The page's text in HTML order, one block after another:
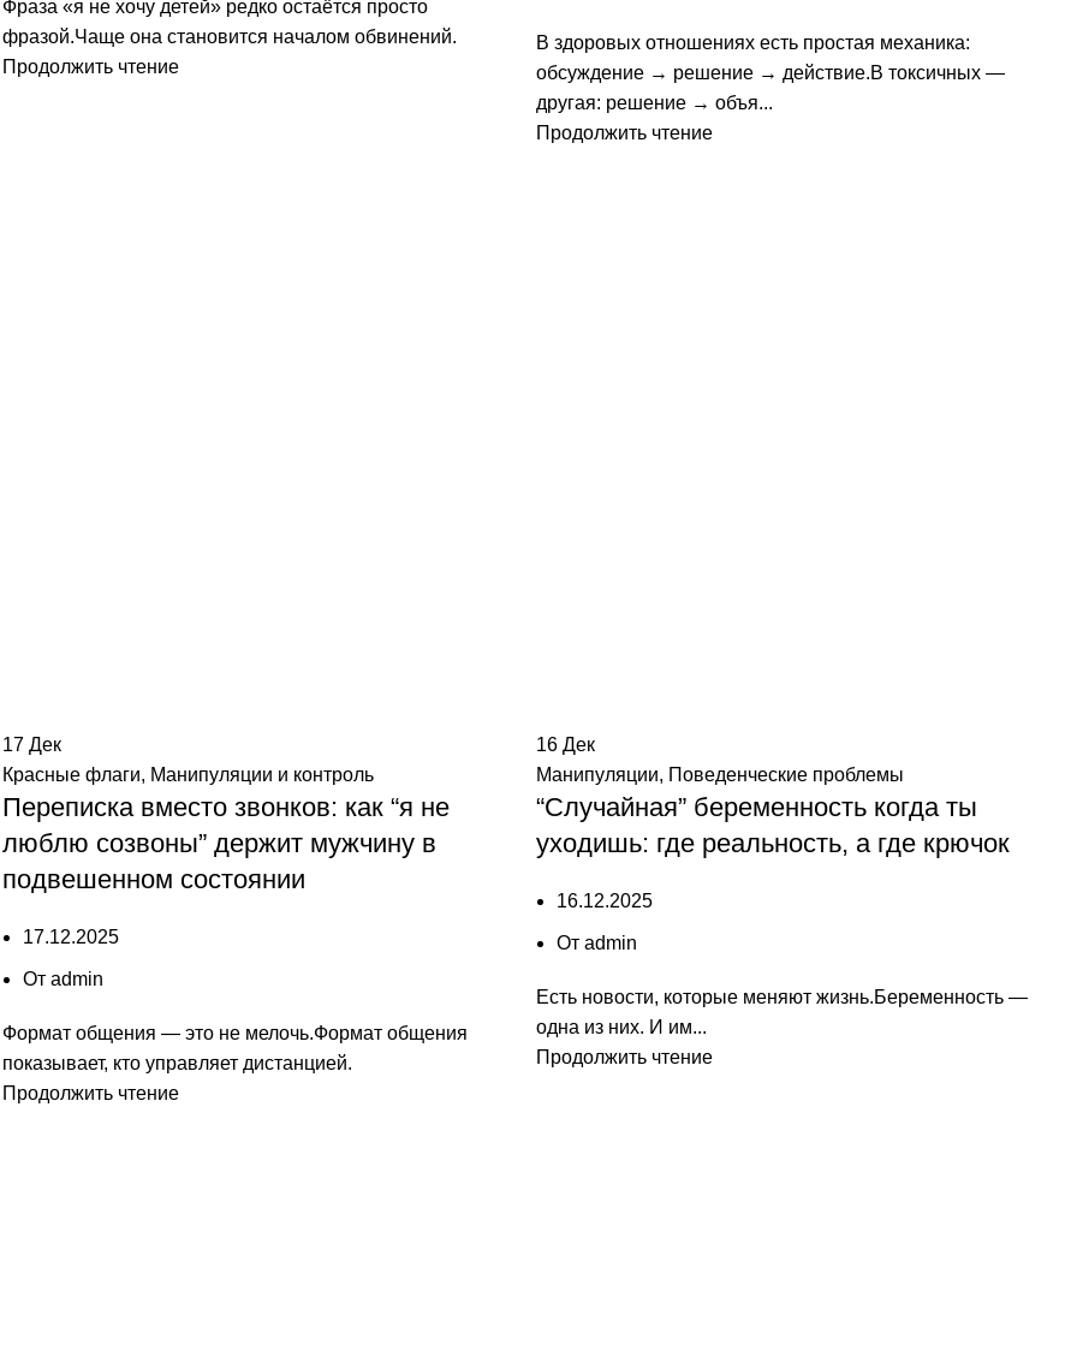
Фраза «я не хочу детей» редко остаётся просто
фразой.Чаще она становится началом обвинений.
Продолжить чтение
В здоровых отношениях есть простая механика:
обсуждение → решение → действие.В токсичных —
другая: решение → объя...
Продолжить чтение
17 Дек
Красные флаги, Манипуляции и контроль
Переписка вместо звонков: как “я не
люблю созвоны” держит мужчину в
подвешенном состоянии
17.12.2025
От admin
Формат общения — это не мелочь.Формат общения
показывает, кто управляет дистанцией.
Продолжить чтение
16Дек
Манипуляции, Поведенческие проблемы
“Случайная” беременность когда ты
уходишь: где реальность, а где крючок
16.12.2025
От admin
Есть новости, которые меняют жизнь.Беременность —
одна из них. И им...
Продолжить чтение